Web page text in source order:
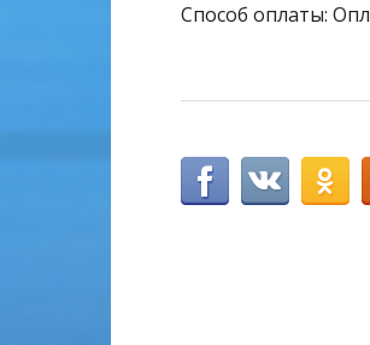
Способ оплаты: